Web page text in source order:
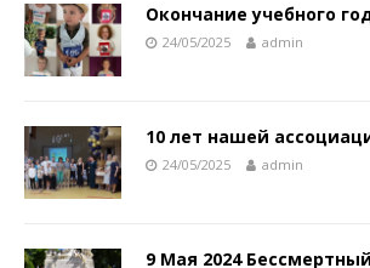
Окончание учебного
24/05/2025 admin
10 лет нашей
24/05/2025 admin
9 Мая 2024